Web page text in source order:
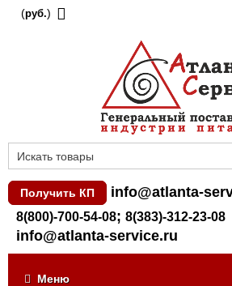
(руб.)
Получить КП info@atlanta-
8(800)-700-54-08; 8(383)-312-23-08
info@atlanta-service.ru
Меню